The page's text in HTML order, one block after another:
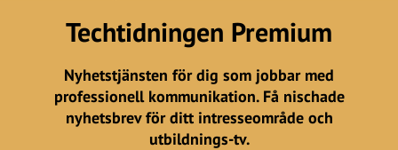
Techtidningen Premium
Nyhetstjänsten för dig som jobbar med
professionell kommunikation. Få nischade
nyhetsbrev för ditt intresseområde och
utbildnings-tv.